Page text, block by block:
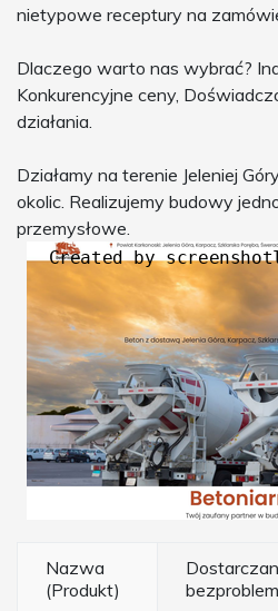
nietypowe receptury na
Dlaczego warto nas wybrać?
Konkurencyjne ceny,
działania.
Działamy na terenie Jeleniej
okolic. Realizujemy budowy
przemysłowe.
Nazwa
(Produkt)